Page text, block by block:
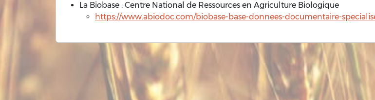
La Biobase : Centre National de Ressources en Agriculture Biologique
https://www.abiodoc.com/biobase-base-donnees-documentaire-